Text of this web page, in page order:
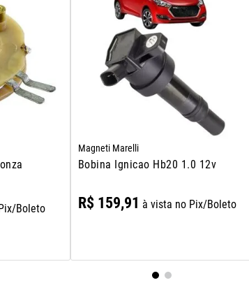
Boleto
Magneti Marelli
Bobina Ignicao Hb20 1.0 12v
R$ 159,91 à vista no Pix/Boleto